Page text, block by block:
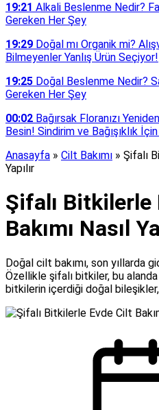
19:21 Alkali Beslenme Nedir?
Gereken Her Şey
19:29 Doğal mı Organik mi?
Bilmeyenler Yanlış Ürün Seçiyor!
19:25 Doğal Beslenme Nedir?
Gereken Her Şey
00:02 Bağırsak Floranızı
Besin! Sindirim ve Bağışıklık
Anasayfa » Cilt Bakımı » Şifalı
Yapılır
Şifalı Bitkilerle
Bakımı Nasıl
Doğal cilt bakımı, son yıllarda
Özellikle şifalı bitkiler, bu
bitkilerin içerdiği doğal